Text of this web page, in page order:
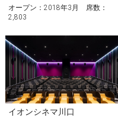
オープン：2018年3月 席数：
2,803
イオンシネマ川口